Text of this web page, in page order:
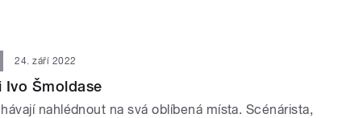
24. září 2022
Ivo Šmoldase
nahlédnout na svá oblíbená místa. Scénárista,